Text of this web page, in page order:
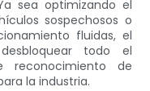
sea optimizando el
sospechosos o
fluidas, el
todo el
de
la industria.